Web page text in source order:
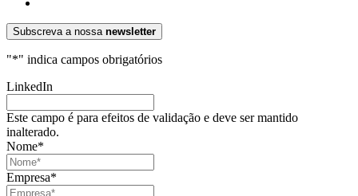
Subscreva a nossa newsletter
"*" indica campos obrigatórios
LinkedIn
Este campo é para efeitos de validação e deve ser mantido
inalterado.
Nome*
Empresa*